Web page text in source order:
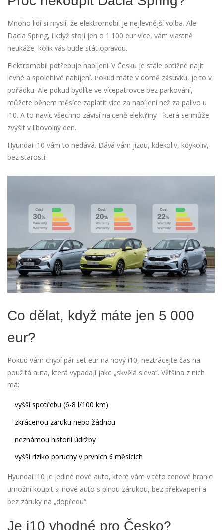
Mnoho lidí si myslí, že elektromobil je nejlevnější volba. Ale
Dacia Spring, i když stojí jen o 1 100 eur více, vám vlastně
neukáže, kolik vás bude stát opravdu.
Elektromobil potřebuje nabíjení. V Česku je stále obtížné najít
levné a spolehlivé nabíjení. Pokud máte v domě zásuvku, je to v
pořádku. Ale pokud bydlíte ve vícepatrovce bez parkování,
můžete během měsíce zaplatit více za nabíjení než za palivo u
i10. A to navíc všechno závisí na ceně elektřiny - která se může
zvýšit v libovolný den.
Hyundai i10 vám to nedává. Dává vám jízdu, kdekoliv, kdykoliv,
bez starostí.
Co dělat, když máte jen 5 000
eur?
Pokud vám chybí pár set eur na nový i10, neztrácejte čas na
použitá auta, která vypadají jako „skvělá sleva“. Většina z nich
má:
vyšší spotřebu (6-8 l/100 km)
zkrácenou záruku nebo žádnou
neznámou historii údržby
vyšší riziko poruchy v prvních 6 měsících
Hyundai i10 je jediné nové auto, které vám v této cenové hranici
umožní koupit si nové auto s plnou zárukou, bez překvapení a
bez záruky na „dopředu“.
Je i10 vhodné pro Česko?